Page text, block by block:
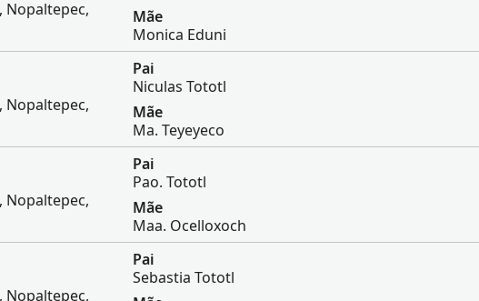
Nopaltepec,
Mãe
Monica Eduni
Nopaltepec,
Pai
Niculas Tototl
Mãe
Ma. Teyeyeco
Nopaltepec,
Pai
Pao. Tototl
Mãe
Maa. Ocelloxoch
Nopaltepec,
Pai
Sebastia Tototl